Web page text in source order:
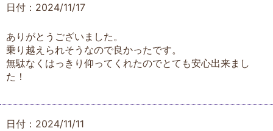
日付：2024/11/17
ありがとうございました。
乗り越えられそうなので良かったです。
無駄なくはっきり仰ってくれたのでとても安心出来まし
た！
日付：2024/11/11